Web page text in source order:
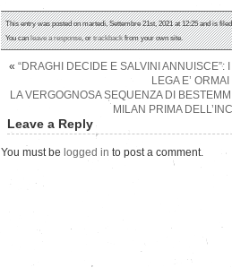
This entry was posted on martedì, Settembre 21st, 2021 at 12:25 and is
You canleave a response, ortrackbackfrom your own site.
« “DRAGHI DECIDE E SALVINI
LEGA E’
LA VERGOGNOSA SEQUENZA DI
MILAN PRIMA
Leave a Reply
You must be logged in to post a comment.